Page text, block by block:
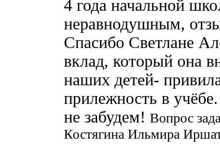
4 года начальной
неравнодушным,
Спасибо Светлане
вклад, который она
наших детей-
прилежность в
не забудем! Вопрос
Костягина Ильмира